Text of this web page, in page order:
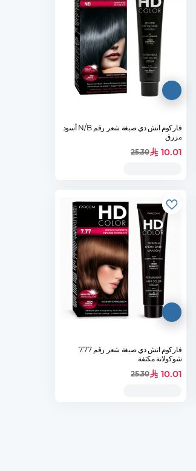
فاركوم اتش دي صبغة شعر رقم N/B أسود
مزرق
10.01
25.30
فاركوم اتش دي صبغة شعر رقم 7.77
شوكولاتة مكثفة
10.01
25.30